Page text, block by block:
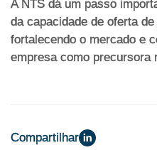
A NTS dá um passo
da capacidade de oferta
fortalecendo o mercado e
empresa como precursora
Compartilhar